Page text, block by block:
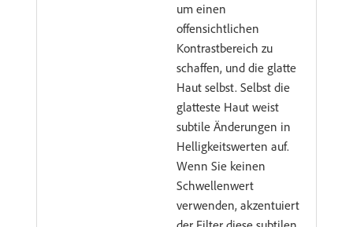
um einen
offensichtlichen
Kontrastbereich zu
schaffen, und die glatte
Haut selbst. Selbst die
glatteste Haut weist
subtile Änderungen in
Helligkeitswerten auf.
Wenn Sie keinen
Schwellenwert
verwenden, akzentuiert